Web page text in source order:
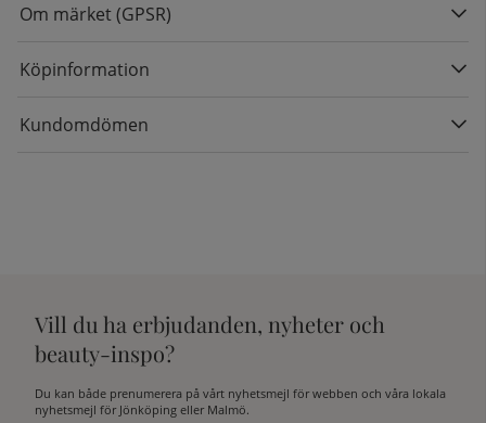
Om märket (GPSR)
Köpinformation
Kundomdömen
Vill du ha erbjudanden, nyheter och
beauty-inspo?
Du kan både prenumerera på vårt nyhetsmejl för webben och våra lokala
nyhetsmejl för Jönköping eller Malmö.